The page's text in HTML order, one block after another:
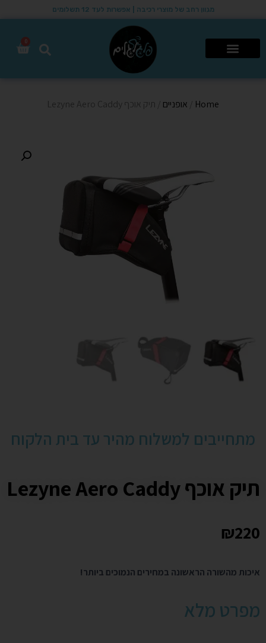
מגוון רחב של מוצרי רכיבה | אפשרות לעד 12 תשלומים
0
Home אופניים / תיק אוכף Lezyne Aero Caddy
תיק אוכף Lezyne Aero Caddy
₪220
איכות מהשורה הראשונה במחירים הנמוכים ביותר!
מפרט מלא
מתחייבים למשלוח מהיר עד בית הלקוח